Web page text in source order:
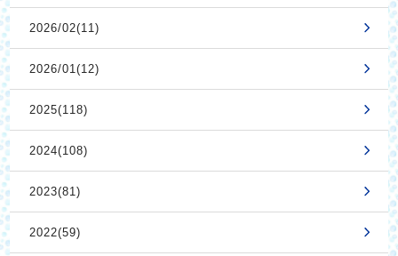
2026/02(11)
2026/01(12)
2025(118)
2024(108)
2023(81)
2022(59)